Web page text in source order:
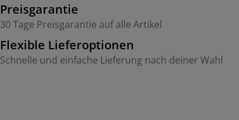
Preisgarantie
30 Tage Preisgarantie auf alle Artikel
Flexible Lieferoptionen
Schnelle und einfache Lieferung nach deiner Wahl